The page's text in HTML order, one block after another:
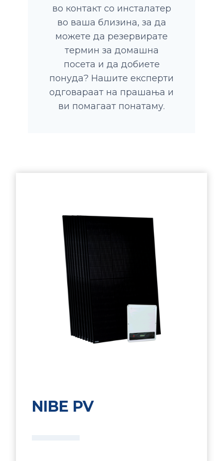
во контакт со инсталатер
во ваша близина, за да
можете да резервирате
термин за домашна
посета и да добиете
понуда? Нашите експерти
одговараат на прашања и
ви помагаат понатаму.
NIBE PV